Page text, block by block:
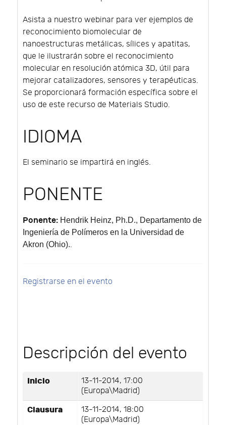
Asista a nuestro webinar para ver ejemplos de
reconocimiento biomolecular de
nanoestructuras metálicas, sílices y apatitas,
que le ilustrarán sobre el reconocimiento
molecular en resolución atómica 3D, útil para
mejorar catalizadores, sensores y terapéuticas.
Se proporcionará formación específica sobre el
uso de este recurso de Materials Studio.
IDIOMA
El seminario se impartirá en inglés.
PONENTE
Ponente: Hendrik Heinz, Ph.D., Departamento de
Ingeniería de Polímeros en la Universidad de
Akron (Ohio)..
Registrarse en el evento
Descripción del evento
Inicio
13-11-2014, 17:00
(Europa\Madrid)
Clausura
13-11-2014, 18:00
(Europa\Madrid)